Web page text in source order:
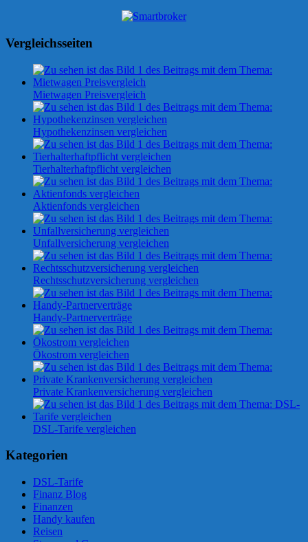
Vergleichsseiten
Mietwagen Preisvergleich
Hypothekenzinsen vergleichen
Tierhalterhaftpflicht vergleichen
Aktienfonds vergleichen
Unfallversicherung vergleichen
Rechtsschutzversicherung vergleichen
Handy-Partnerverträge
Ökostrom vergleichen
Private Krankenversicherung vergleichen
DSL-Tarife vergleichen
Kategorien
DSL-Tarife
Finanz Blog
Finanzen
Handy kaufen
Reisen